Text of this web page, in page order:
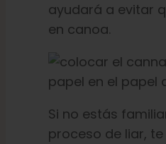
ayudará a evitar
en canoa.
Si no estás
proceso de liar,